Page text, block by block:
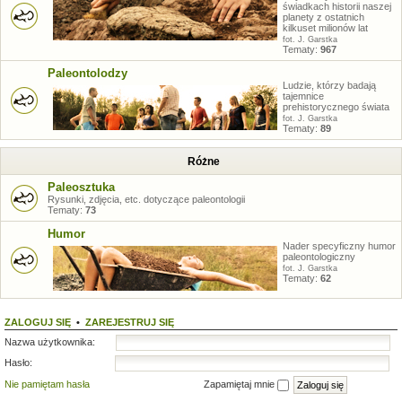
świadkach historii naszej
planety z ostatnich
kilkuset milionów lat
fot. J. Garstka
Tematy: 967
Paleontolodzy
Ludzie, którzy badają
tajemnice
prehistorycznego świata
fot. J. Garstka
Tematy: 89
Różne
Paleosztuka
Rysunki, zdjęcia, etc. dotyczące paleontologii
Tematy: 73
Humor
Nader specyficzny humor
paleontologiczny
fot. J. Garstka
Tematy: 62
ZALOGUJ SIĘ • ZAREJESTRUJ SIĘ
Nazwa użytkownika:
Hasło:
Nie pamiętam hasła
Zapamiętaj mnie